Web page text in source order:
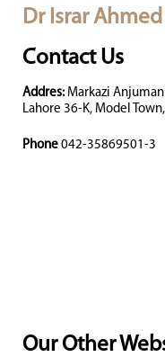
Dr Israr
Contact Us
Addres: Markazi
Lahore 36-K, Model
Phone 042-35869501-3
Our Other